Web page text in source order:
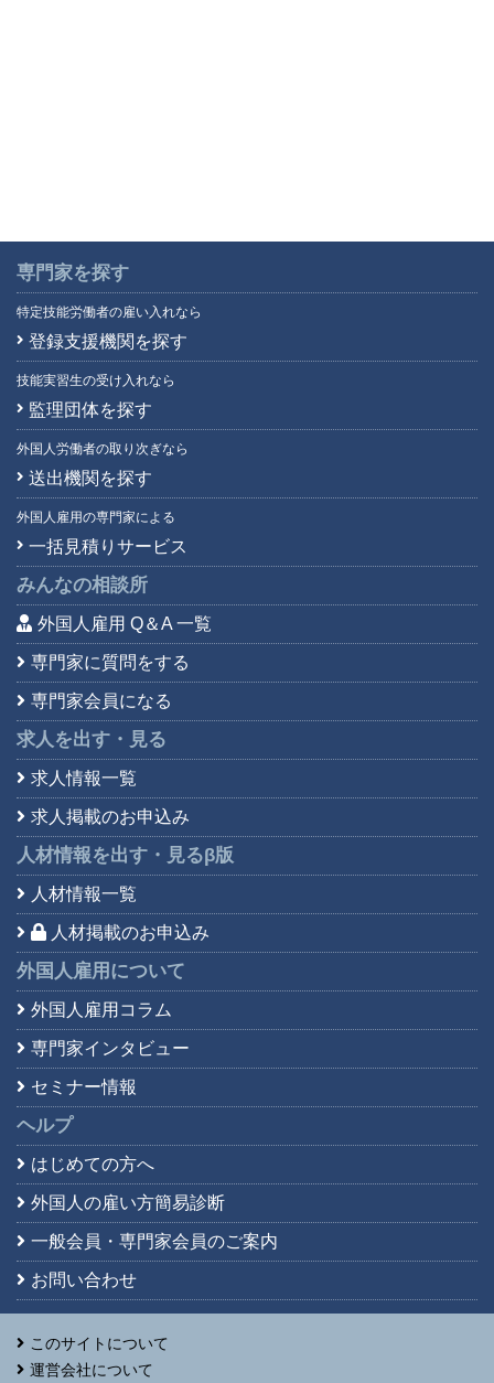
専門家を探す
特定技能労働者の雇い入れなら
登録支援機関を探す
技能実習生の受け入れなら
監理団体を探す
外国人労働者の取り次ぎなら
送出機関を探す
外国人雇用の専門家による
一括見積りサービス
みんなの相談所
外国人雇用 Q＆A 一覧
専門家に質問をする
専門家会員になる
求人を出す・見る
求人情報一覧
求人掲載のお申込み
人材情報を出す・見るβ版
人材情報一覧
人材掲載のお申込み
外国人雇用について
外国人雇用コラム
専門家インタビュー
セミナー情報
ヘルプ
はじめての方へ
外国人の雇い方簡易診断
一般会員・専門家会員のご案内
お問い合わせ
このサイトについて
運営会社について